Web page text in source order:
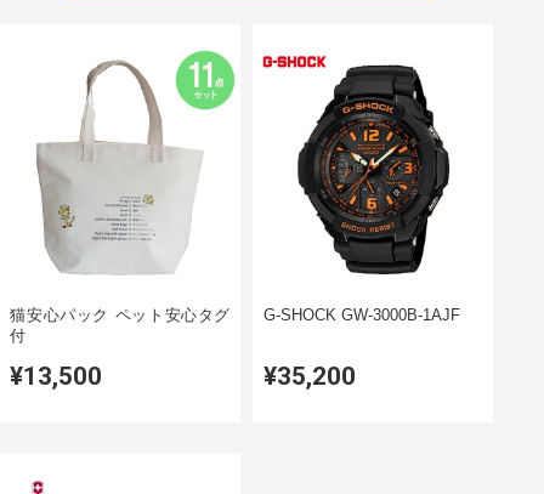
猫安心パック ペット安心タグ
付
¥13,500
G-SHOCK GW-3000B-1AJF
¥35,200